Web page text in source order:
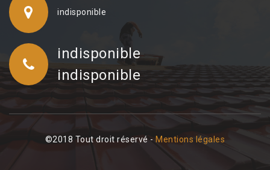
indisponible
indisponible
indisponible
©2018 Tout droit réservé - Mentions légales